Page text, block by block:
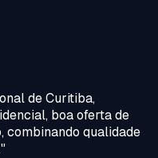
de Curitiba,
boa oferta de
combinando qualidade
"